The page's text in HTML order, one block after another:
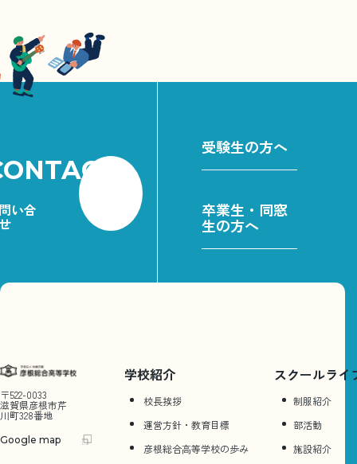
い合
受験生の方へ
卒業生・同窓
生の方へ
〒522-0033
滋賀県彦根市芹
川町328番地
Google map
学校紹介
校長挨拶
運営方針・教育目標
彦根総合⾼等学校の歩み
スクールライ
制服紹介
部活動
施設紹介